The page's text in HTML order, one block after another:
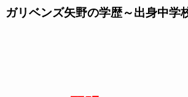
ガリベンズ矢野の学歴～出身中学